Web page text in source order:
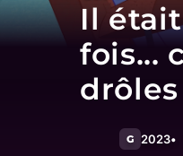
Il
fois...
G 2023